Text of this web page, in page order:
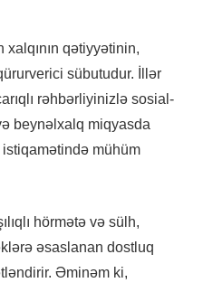
qətiyyətinin,
sübutudur. İllər
rəhbərliyinizlə sosial-
beynəlxalq miqyasda
mühüm
hörmətə və sülh,
əsaslanan dostluq
Əminəm ki,